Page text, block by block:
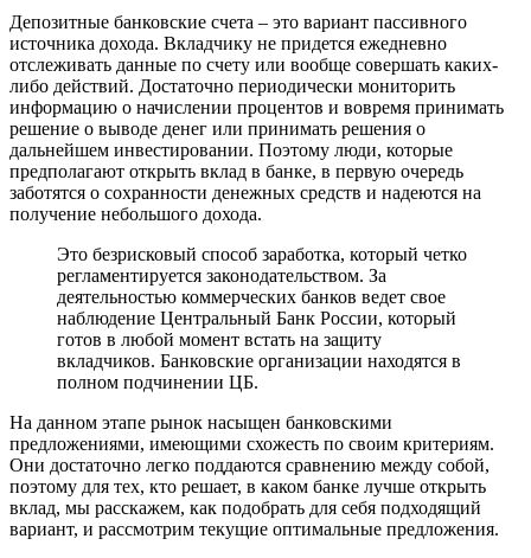
Депозитные банковские счета – это вариант пассивного
источника дохода. Вкладчику не придется ежедневно
отслеживать данные по счету или вообще совершать каких-
либо действий. Достаточно периодически мониторить
информацию о начислении процентов и вовремя принимать
решение о выводе денег или принимать решения о
дальнейшем инвестировании. Поэтому люди, которые
предполагают открыть вклад в банке, в первую очередь
заботятся о сохранности денежных средств и надеются на
получение небольшого дохода.
Это безрисковый способ заработка, который четко
регламентируется законодательством. За
деятельностью коммерческих банков ведет свое
наблюдение Центральный Банк России, который
готов в любой момент встать на защиту
вкладчиков. Банковские организации находятся в
полном подчинении ЦБ.
На данном этапе рынок насыщен банковскими
предложениями, имеющими схожесть по своим критериям.
Они достаточно легко поддаются сравнению между собой,
поэтому для тех, кто решает, в каком банке лучше открыть
вклад, мы расскажем, как подобрать для себя подходящий
вариант, и рассмотрим текущие оптимальные предложения.